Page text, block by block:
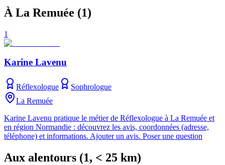
À La Remuée (1)
1
Karine Lavenu
Réflexologue
Sophrologue
La Remuée
Karine Lavenu pratique le métier de Réflexologue à La Remuée et
en région Normandie : découvrez les avis, coordonnées (adresse,
téléphone) et informations. Ajouter un avis. Poser une question
Aux alentours (1, < 25 km)